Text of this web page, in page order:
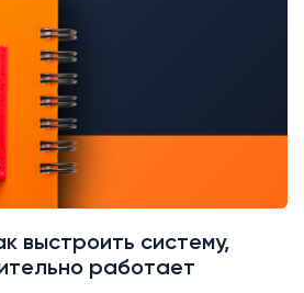
выстроить систему,
работает